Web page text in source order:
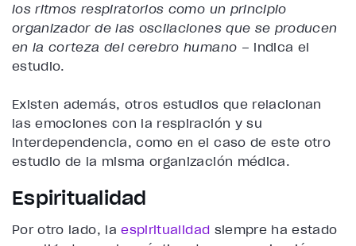
los ritmos respiratorios como un principio
organizador de las oscilaciones que se producen
en la corteza del cerebro humano – indica el
estudio.
Existen además, otros estudios que relacionan
las emociones con la respiración y su
interdependencia, como en el caso de este otro
estudio de la misma organización médica.
Espiritualidad
Por otro lado, laespiritualidad siempre ha estado